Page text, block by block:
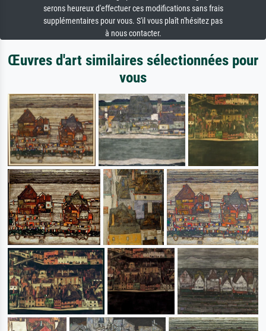
serons heureux d'effectuer ces modifications sans frais
supplémentaires pour vous. S'il vous plaît n'hésitez pas
à nous contacter.
Œuvres d'art similaires sélectionnées pour
vous